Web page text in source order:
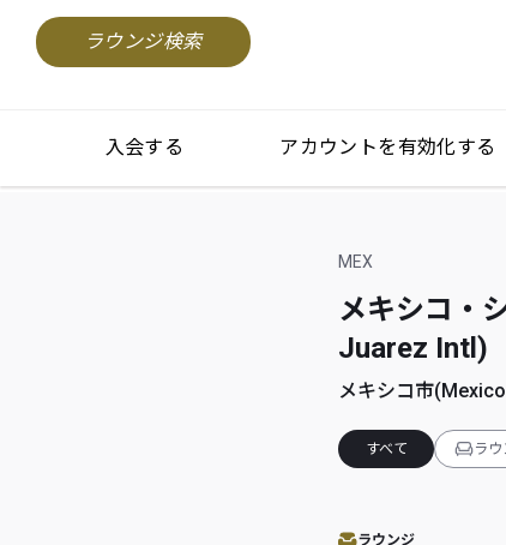
ラウンジ検索
入会する アカウントを有効化する
MEX
メキシコ・
Juarez Intl)
メキシコ市
すべて ラウ
ラウンジ